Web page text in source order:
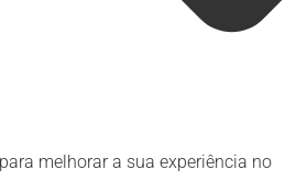
melhorar a sua experiência no